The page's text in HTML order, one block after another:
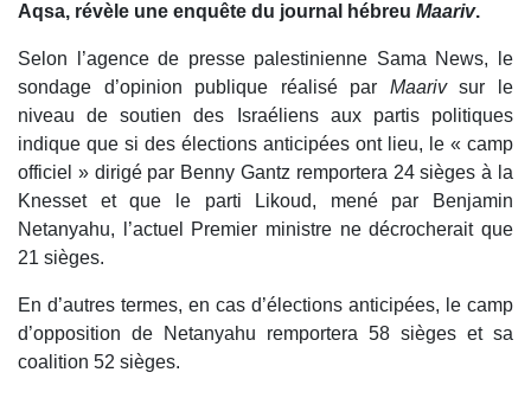
Aqsa, révèle une enquête du journal hébreu Maariv.
Selon l’agence de presse palestinienne Sama News, le
sondage d’opinion publique réalisé par Maarivsur le
niveau de soutien des Israéliens aux partis politiques
indique que si des élections anticipées ont lieu, le « camp
officiel » dirigé par Benny Gantz remportera 24 sièges à la
Knesset et que le parti Likoud, mené par Benjamin
Netanyahu, l’actuel Premier ministre ne décrocherait que
21 sièges.
En d’autres termes, en cas d’élections anticipées, le camp
d’opposition de Netanyahu remportera 58 sièges et sa
coalition 52 sièges.